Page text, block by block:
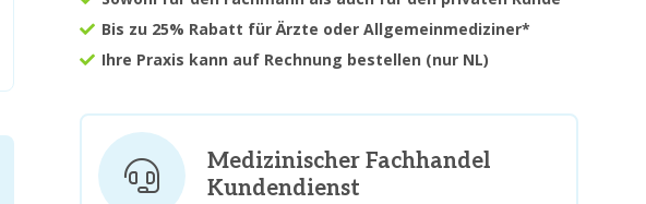
Bis zu 25% Rabatt für Ärzte oder Allgemeinmediziner*
Ihre Praxis kann auf Rechnung bestellen (nur NL)
Medizinischer Fachhandel
Kundendienst